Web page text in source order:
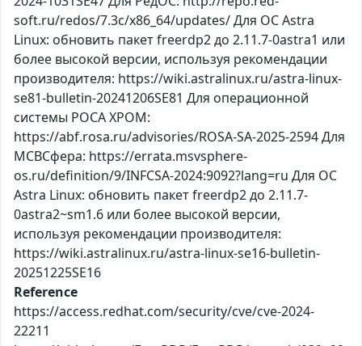
soft.ru/redos/7.3c/x86_64/updates/ Для ОС Astra
Linux: обновить пакет freerdp2 до 2.11.7-0astra1 или
более высокой версии, используя рекомендации
производителя: https://wiki.astralinux.ru/astra-linux-
se81-bulletin-20241206SE81 Для операционной
системы РОСА ХРОМ:
https://abf.rosa.ru/advisories/ROSA-SA-2025-2594 Для
МСВСфера: https://errata.msvsphere-
os.ru/definition/9/INFCSA-2024:9092?lang=ru Для ОС
Astra Linux: обновить пакет freerdp2 до 2.11.7-
0astra2~sm1.6 или более высокой версии,
используя рекомендации производителя:
https://wiki.astralinux.ru/astra-linux-se16-bulletin-
20251225SE16
Reference
https://access.redhat.com/security/cve/cve-2024-
22211